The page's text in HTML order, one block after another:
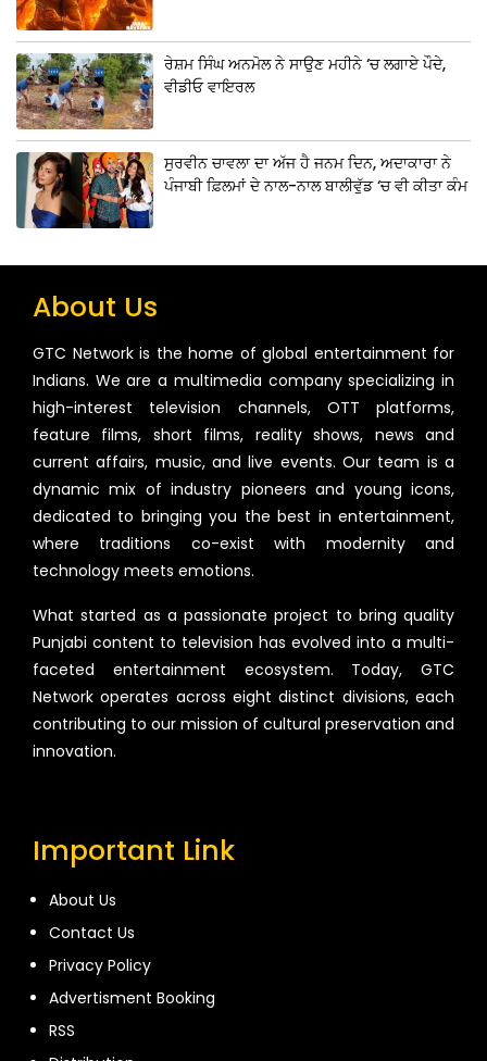
ਰੇਸ਼ਮ ਸਿੰਘ ਅਨਮੋਲ ਨੇ ਸਾਉਣ ਮਹੀਨੇ ‘ਚ ਲਗਾਏ ਪੌਦੇ,
ਵੀਡੀਓ ਵਾਇਰਲ
ਸੁਰਵੀਨ ਚਾਵਲਾ ਦਾ ਅੱਜ ਹੈ ਜਨਮ ਦਿਨ, ਅਦਾਕਾਰਾ ਨੇ
ਪੰਜਾਬੀ ਫ਼ਿਲਮਾਂ ਦੇ ਨਾਲ-ਨਾਲ ਬਾਲੀਵੁੱਡ ‘ਚ ਵੀ ਕੀਤਾ ਕੰਮ
About Us
GTC Network is the home of global entertainment for
Indians. We are a multimedia company specializing in
high-interest television channels, OTT platforms,
feature films, short films, reality shows, news and
current affairs, music, and live events. Our team is a
dynamic mix of industry pioneers and young icons,
dedicated to bringing you the best in entertainment,
where traditions co-exist with modernity and
technology meets emotions.
What started as a passionate project to bring quality
Punjabi content to television has evolved into a multi-
faceted entertainment ecosystem. Today, GTC
Network operates across eight distinct divisions, each
contributing to our mission of cultural preservation and
innovation.
Important Link
About Us
Contact Us
Privacy Policy
Advertisment Booking
RSS